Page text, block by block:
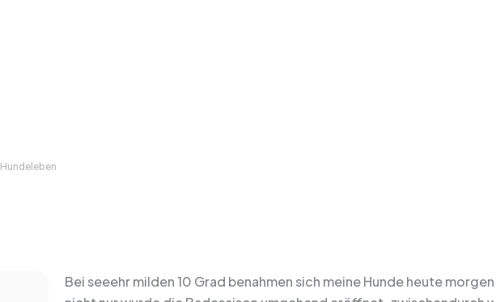
Hundeleben
Bei seeehr milden 10 Grad benahmen sich meine Hunde heute